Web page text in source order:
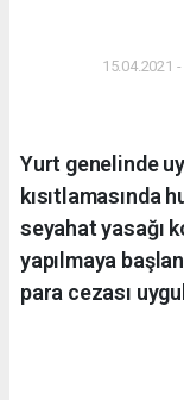
15.04.2021
Yurt genelinde
kısıtlamasında
seyahat yasağı
yapılmaya
para cezası